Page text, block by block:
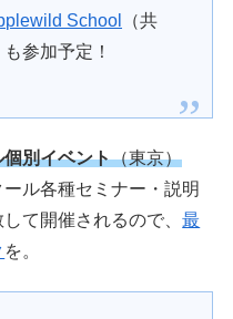
School
（共
参加予定！
別イベント（東京）
ル各種セミナー・説明
て開催されるので、最
を。